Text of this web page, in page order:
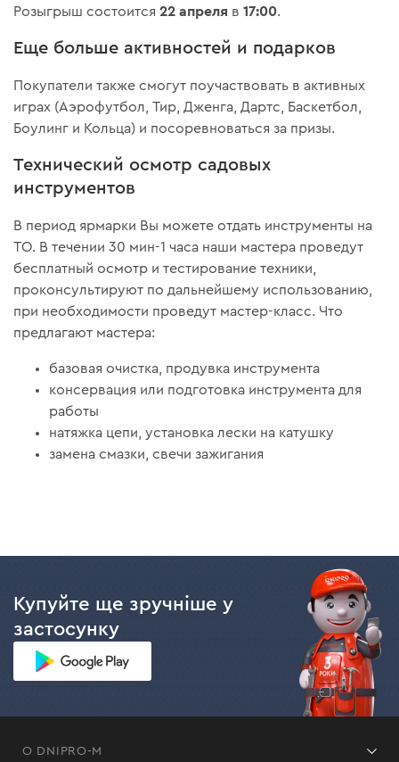
Розыгрыш состоится22 апреля в17:00.
Еще больше активностей и подарков
Покупатели также смогут поучаствовать в активных
играх (Аэрофутбол, Тир, Дженга, Дартс, Баскетбол,
Боулинг и Кольца) и посоревноваться за призы.
Технический осмотр садовых
инструментов
В период ярмарки Вы можете отдать инструменты на
ТО. В течении 30 мин-1 часа наши мастера проведут
бесплатный осмотр и тестирование техники,
проконсультируют по дальнейшему использованию,
при необходимости проведут мастер-класс. Что
предлагают мастера:
базовая очистка, продувка инструмента
консервация или подготовка инструмента для
работы
натяжка цепи, установка лески на катушку
замена смазки, свечи зажигания
Купуйте ще зручніше у
застосунку
О DNIPRO-M